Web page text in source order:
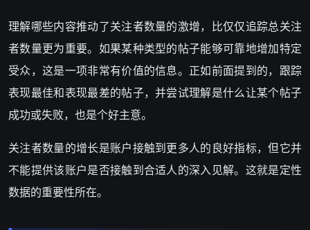
理解哪些内容推动了关注者数量的激增，比仅仅追踪总关注
者数量更为重要。如果某种类型的帖子能够可靠地增加特定
受众，这是一项非常有价值的信息。正如前面提到的，跟踪
表现最佳和表现最差的帖子，并尝试理解是什么让某个帖子
成功或失败，也是个好主意。
关注者数量的增长是账户接触到更多人的良好指标，但它并
不能提供该账户是否接触到合适人的深入见解。这就是定性
数据的重要性所在。